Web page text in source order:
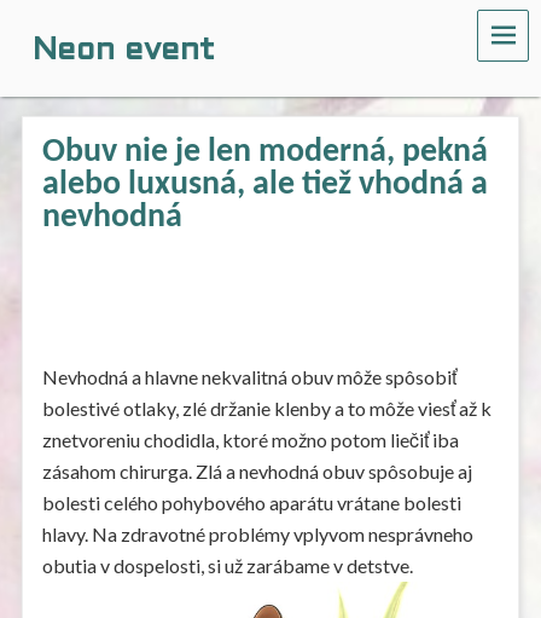
Neon event
Obuv nie je len moderná, pekná
alebo luxusná, ale tiež vhodná a
nevhodná
Nevhodná a hlavne nekvalitná obuv môže spôsobiť
bolestivé otlaky, zlé držanie klenby a to môže viesť až k
znetvoreniu chodidla, ktoré možno potom liečiť iba
zásahom chirurga. Zlá a nevhodná obuv spôsobuje aj
bolesti celého pohybového aparátu vrátane bolesti
hlavy. Na zdravotné problémy vplyvom nesprávneho
obutia v dospelosti, si už zarábame v detstve.